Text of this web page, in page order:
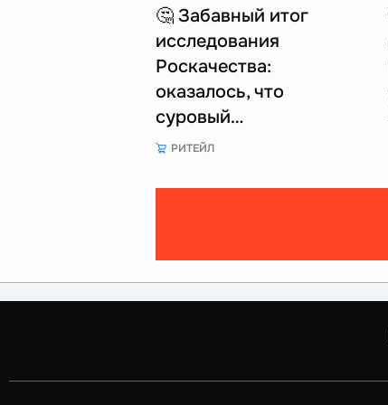
🤔 Забавный итог
исследования
Роскачества:
оказалось, что
суровый…
РИТЕЙЛ